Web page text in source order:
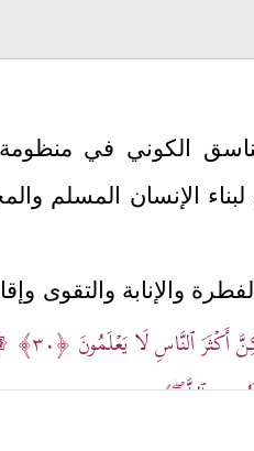
الكوني في
الإنسان المسلم
والإنابة والتقوى
أَكۡثَرَ ٱلنَّاسِ لَا یَعۡلَمُونَ ﴿٣٠﴾
ٱلـلَّــهِۖ﴾.
إذ الفطرة صورة الإنسان